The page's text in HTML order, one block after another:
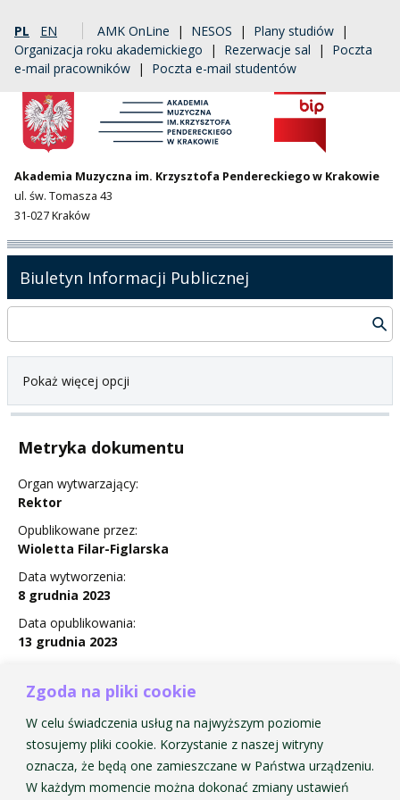
Zgoda na pliki cookie
W celu świadczenia usług na najwyższym poziomie
stosujemy pliki cookie. Korzystanie z naszej witryny
oznacza, że będą one zamieszczane w Państwa urządzeniu.
W każdym momencie można dokonać zmiany ustawień
PL EN AMK OnLine | NESOS | Plany studiów |
Organizacja roku akademickiego | Rezerwacje sal | Poczta
e-mail pracowników | Poczta e-mail studentów
Akademia Muzyczna im. Krzysztofa Pendereckiego w Krakowie
ul. św. Tomasza 43
31-027 Kraków
Biuletyn Informacji Publicznej
Pokaż więcej opcji
Metryka dokumentu
Organ wytwarzający:
Rektor
Opublikowane przez:
Wioletta Filar-Figlarska
Data wytworzenia:
8 grudnia 2023
Data opublikowania:
13 grudnia 2023
Obowiązuje
ZARZADZENIE Nr 40 w sprawie sprostowania
Zarządzenia Nr 39/2023 z dnia 1 grudnia 2023 r.